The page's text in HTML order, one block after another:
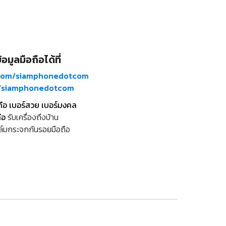
มูลมือถือได้ที่
siamphonedotcom
เบอร์สวย เบอร์มงคล
รับเครื่องถึงบ้าน
กระจกกันรอยมือถือ